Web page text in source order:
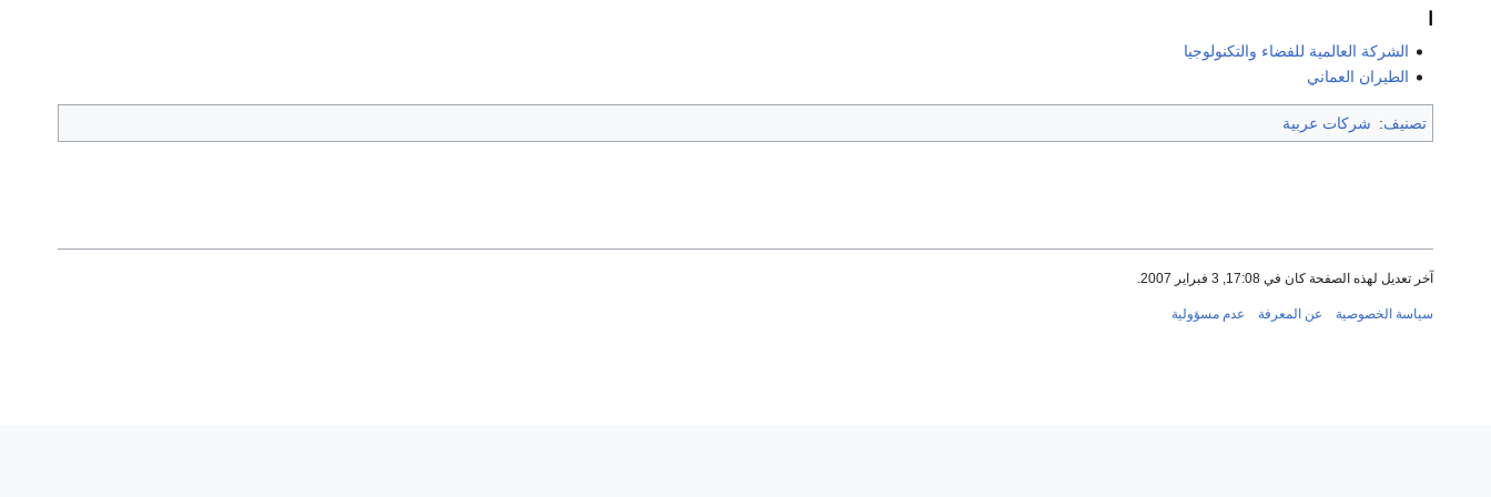
الشركة العالمية للفضاء والتكنولوجيا
الطيران العماني
تصنيف: شركات عربية
آخر تعديل لهذه الصفحة كان في 17:08, 3 فبراير 2007.
سياسة الخصوصية عن المعرفة عدم مسؤولية